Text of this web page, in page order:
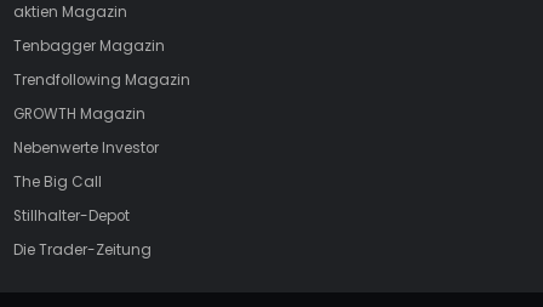
aktien Magazin
Tenbagger Magazin
Trendfollowing Magazin
GROWTH Magazin
Nebenwerte Investor
The Big Call
Stillhalter-Depot
Die Trader-Zeitung